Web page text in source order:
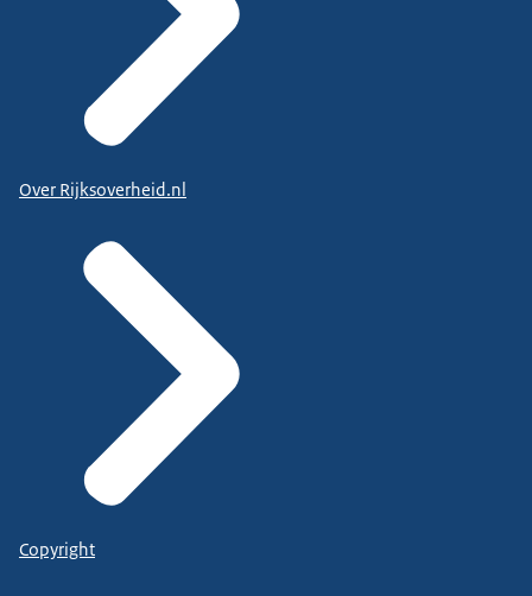
Over Rijksoverheid.nl
Copyright